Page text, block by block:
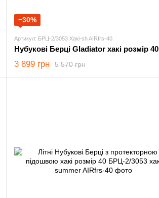
−30%
Артикул: БРЦ-2/3053 Хакі-sh AIRfrs-40
Нубукові Берці Gladiator хакі розмір 40
5 570 грн
3 899 грн